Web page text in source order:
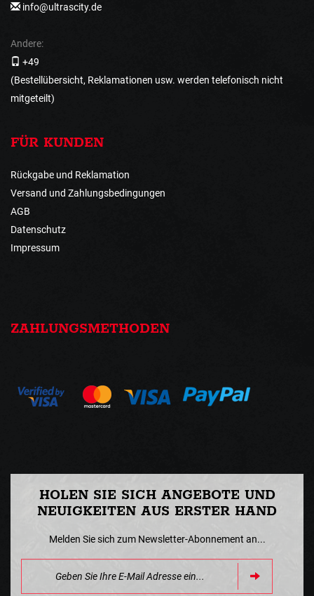
info@ultrascity.de
Andere:
+49
(Bestellübersicht, Reklamationen usw. werden telefonisch nicht
mitgeteilt)
FÜR KUNDEN
Rückgabe und Reklamation
Versand und Zahlungsbedingungen
AGB
Datenschutz
Impressum
ZAHLUNGSMETHODEN
HOLEN SIE SICH ANGEBOTE UND
NEUIGKEITEN AUS ERSTER HAND
Melden Sie sich zum Newsletter-Abonnement an...